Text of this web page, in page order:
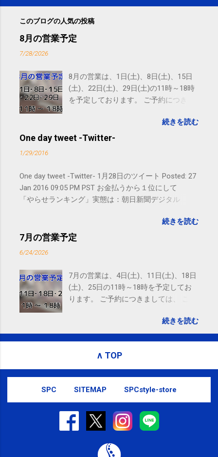
このブログの人気の投稿
8月の営業予定
7/28/2026
8月の営業は、1日(土)、8日(土)、15日
(土)、22日(土)、29日(土)の11時～18時
を予定しております。 ご予約につきま
す。 電話に出られないことがあります
ので、ご予約、お問い合わせは
続きを読む
One day tweet -Twitter-
1/29/2016
One day tweet -Twitter- 1月28日のツイート Posted: 27
Jan 2016 09:05 PM PST お金払うから１位にして
「やらせランキング」実態は：朝日新聞デジタル
to email updates from サクマフィジカルコンディショ
ニング(@SPCstyle) - Twilog . To stop receiving these
powered by Google Google Inc., 1600 Amphitheatre
Parkway, Mountain View, CA 94043, United States
続きを読む
7月の営業予定
6/24/2026
7月の営業は、4日(土)、11日(土)、18日
(土)、25日の11時～18時を予定してお
ります。 ご予約につきましては、 こち
れないことがありますので、ご予約、
お問い合わせはSMS（ショートメッセ
続きを読む
∧ TOP
SPC SITEMAP SPCstyle-store